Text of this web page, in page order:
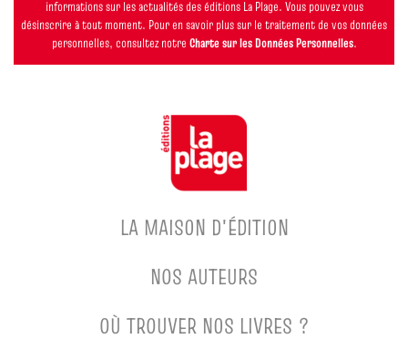
informations sur les actualités des éditions La Plage. Vous pouvez vous
désinscrire à tout moment. Pour en savoir plus sur le traitement de vos données
personnelles, consultez notre Charte sur les Données Personnelles.
LA MAISON D'ÉDITION
NOS AUTEURS
OÙ TROUVER NOS LIVRES ?